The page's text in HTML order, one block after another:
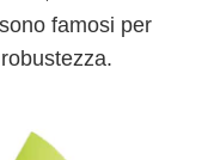
famosi per